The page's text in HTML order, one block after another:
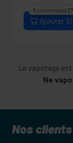
Economisez
Ajouter
Le vapotage
Ne
Nos